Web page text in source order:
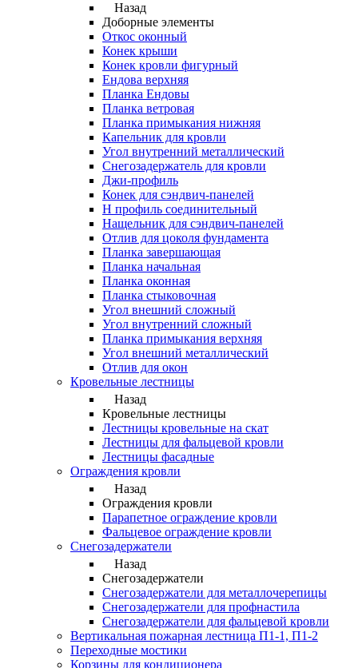
Назад
Доборные элементы
Откос оконный
Конек крыши
Конек кровли фигурный
Ендова верхняя
Планка Ендовы
Планка ветровая
Планка примыкания нижняя
Капельник для кровли
Угол внутренний металлический
Снегозадержатель для кровли
Джи-профиль
Конек для сэндвич-панелей
Н профиль соединительный
Нащельник для сэндвич-панелей
Отлив для цоколя фундамента
Планка завершающая
Планка начальная
Планка оконная
Планка стыковочная
Угол внешний сложный
Угол внутренний сложный
Планка примыкания верхняя
Угол внешний металлический
Отлив для окон
Кровельные лестницы
Назад
Кровельные лестницы
Лестницы кровельные на скат
Лестницы для фальцевой кровли
Лестницы фасадные
Ограждения кровли
Назад
Ограждения кровли
Парапетное ограждение кровли
Фальцевое ограждение кровли
Снегозадержатели
Назад
Снегозадержатели
Снегозадержатели для металлочерепицы
Снегозадержатели для профнастила
Снегозадержатели для фальцевой кровли
Вертикальная пожарная лестница П1-1, П1-2
Переходные мостики
Корзины для кондиционера